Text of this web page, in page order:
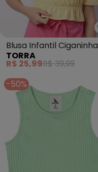
Blusa Infantil Ciganinha
Babados (Amarela)
TORRA
R$ 25,99R$ 39,99
-50%